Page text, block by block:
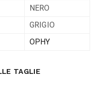
NERO
GRIGIO
OPHY
TAGLIE